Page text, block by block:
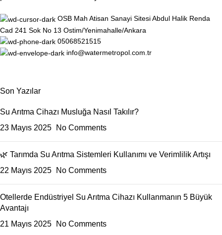
OSB Mah Atisan Sanayi Sitesi Abdul Halik Renda
Cad 241 Sok No 13 Ostim/Yenimahalle/Ankara
05068521515
info@watermetropol.com.tr
Son Yazılar
Su Arıtma Cihazı Musluğa Nasıl Takılır?
23 Mayıs 2025
No Comments
🌿 Tarımda Su Arıtma Sistemleri Kullanımı ve Verimlilik Artışı
22 Mayıs 2025
No Comments
Otellerde Endüstriyel Su Arıtma Cihazı Kullanmanın 5 Büyük
Avantajı
21 Mayıs 2025
No Comments